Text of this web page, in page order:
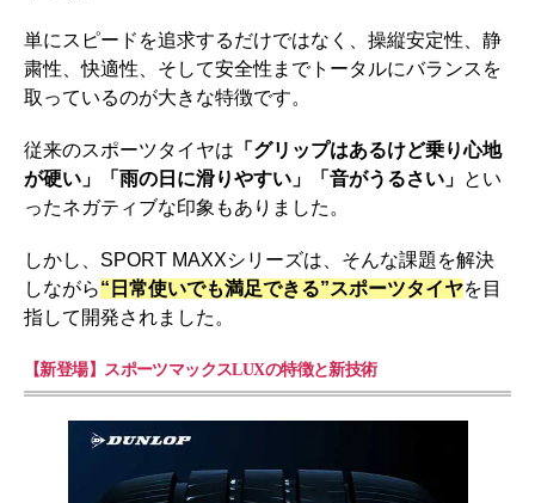
単にスピードを追求するだけではなく、操縦安定性、静
粛性、快適性、そして安全性までトータルにバランスを
取っているのが大きな特徴です。
従来のスポーツタイヤは 「グリップはあるけど乗り心地
が硬い」「雨の日に滑りやすい」「音がうるさい」 とい
ったネガティブな印象もありました。
しかし、SPORT MAXXシリーズは、そんな課題を解決
しながら“日常使いでも満足できる”スポーツタイヤを目
指して開発されました。
【新登場】スポーツマックスLUXの特徴と新技術